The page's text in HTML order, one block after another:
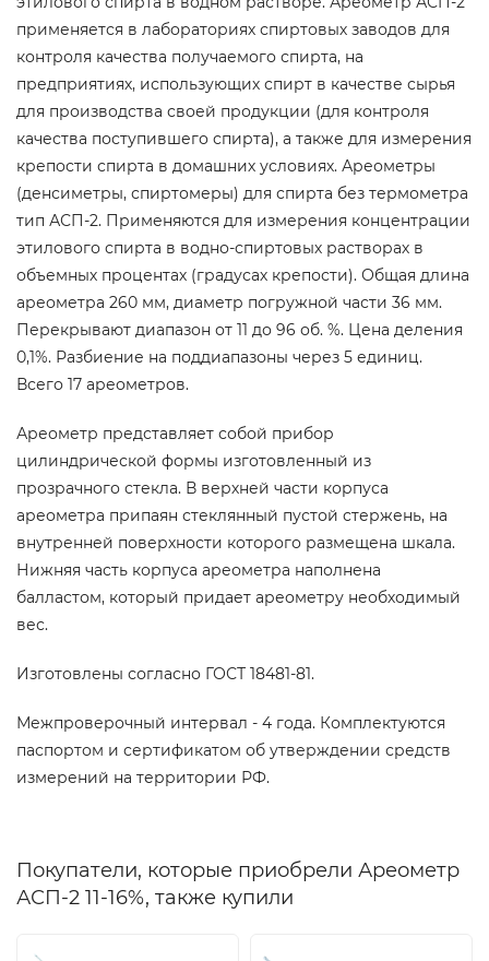
применяется в лабораториях спиртовых заводов для
контроля качества получаемого спирта, на
предприятиях, использующих спирт в качестве сырья
для производства своей продукции (для контроля
качества поступившего спирта), а также для измерения
крепости спирта в домашних условиях. Ареометры
(денсиметры, спиртомеры) для спирта без термометра
тип АСП-2. Применяются для измерения концентрации
этилового спирта в водно-спиртовых растворах в
объемных процентах (градусах крепости). Общая длина
ареометра 260 мм, диаметр погружной части 36 мм.
Перекрывают диапазон от 11 до 96 об. %. Цена деления
0,1%. Разбиение на поддиапазоны через 5 единиц.
Всего 17 ареометров.
Ареометр представляет собой прибор
цилиндрической формы изготовленный из
прозрачного стекла. В верхней части корпуса
ареометра припаян стеклянный пустой стержень, на
внутренней поверхности которого размещена шкала.
Нижняя часть корпуса ареометра наполнена
балластом, который придает ареометру необходимый
вес.
Изготовлены согласно ГОСТ 18481-81.
Межпроверочный интервал - 4 года. Комплектуются
паспортом и сертификатом об утверждении средств
измерений на территории РФ.
Покупатели, которые приобрели Ареометр
АСП-2 11-16%, также купили